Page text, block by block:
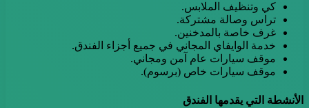
كي وتنظيف الملابس.
تراس وصالة مشتركة.
غرف خاصة بالمدخنين.
خدمة الوايفاي المجاني في جميع أجزاء الفندق.
موقف سيارات عام آمن ومجاني.
موقف سيارات خاص (برسوم).
الأنشطة التي يقدمها الفندق